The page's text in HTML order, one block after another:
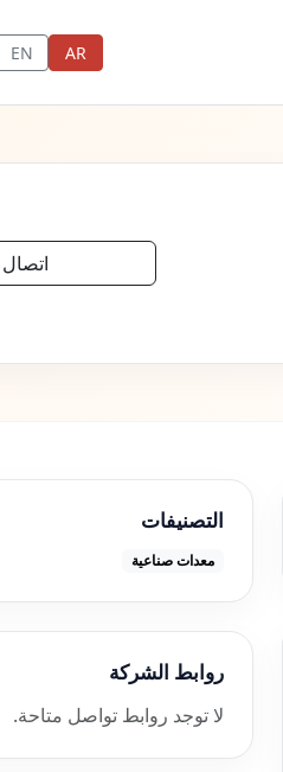
AR
EN
اتصال
التصنيفات
معدات صناعية
روابط الشركة
لا توجد روابط تواصل متاحة.